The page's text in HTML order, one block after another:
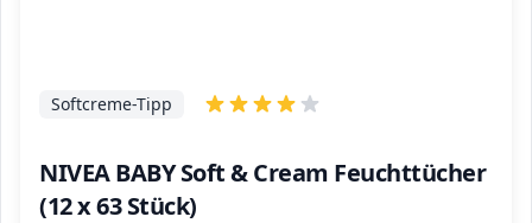
NIVEA BABY Soft & Cream Feuchttücher
(12 x 63 Stück)
Softcreme-Tipp